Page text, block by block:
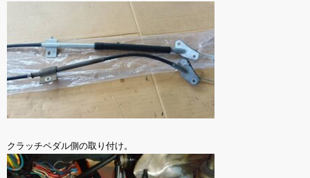
クラッチペダル側の取り付け。